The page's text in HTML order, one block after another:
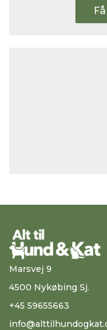
Marsvej 9
4500 Nykøbing Sj.
+45 59655663